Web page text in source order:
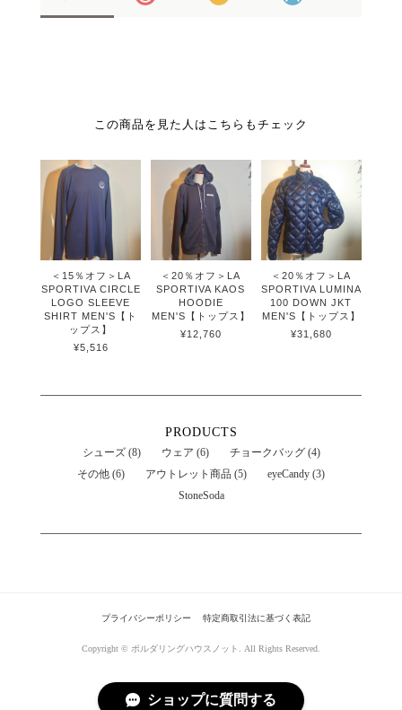
この商品を見た人はこちらもチェック
＜15％オフ＞LA
SPORTIVA CIRCLE
LOGO SLEEVE
SHIRT MEN'S【ト
ップス】
¥5,516
＜20％オフ＞LA
SPORTIVA KAOS
HOODIE
MEN'S【トップス】
¥12,760
＜20％オフ＞LA
SPORTIVA LUMINA
100 DOWN JKT
MEN'S【トップス】
¥31,680
PRODUCTS
シューズ (8) ウェア (6)
チョークバッグ (4)
その他 (6)
アウトレット商品 (5)
eyeCandy (3)
StoneSoda
プライバシーポリシー 特定商取引法に基づく表記
Copyright © ボルダリングハウスノット. All Rights Reserved.
ショップに質問する